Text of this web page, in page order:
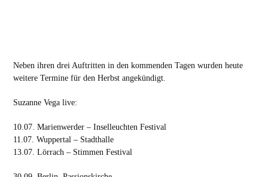
Neben ihren drei Auftritten in den kommenden Tagen wurden heute
weitere Termine für den Herbst angekündigt.
Suzanne Vega live:
10.07. Marienwerder – Inselleuchten Festival
11.07. Wuppertal – Stadthalle
13.07. Lörrach – Stimmen Festival